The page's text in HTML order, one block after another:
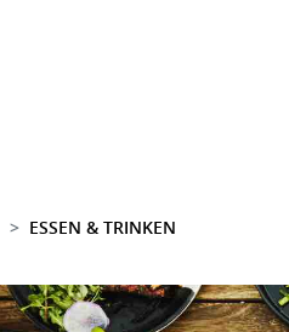
ESSEN & TRINKEN